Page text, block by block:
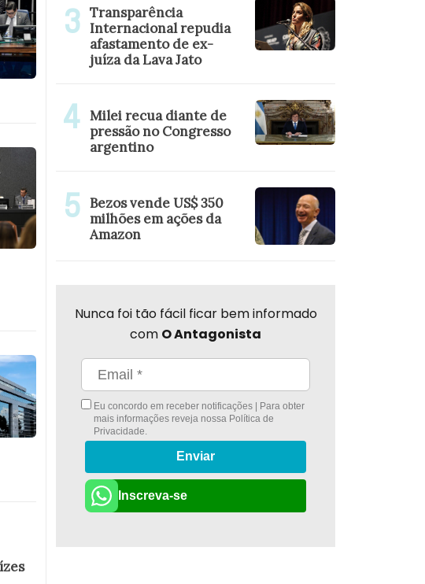
Transparência
Internacional repudia
afastamento de ex-
juíza da Lava Jato
Milei recua diante de
pressão no Congresso
argentino
Bezos vende US$ 350
milhões em ações da
Amazon
Nunca foi tão fácil ficar bem informado
com O Antagonista
Eu concordo em receber notificações | Para obter
mais informações reveja nossa Política de
Privacidade.
Enviar
Inscreva-se